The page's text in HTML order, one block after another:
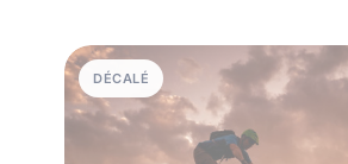
DÉCALÉ